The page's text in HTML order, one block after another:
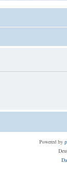
Powered by